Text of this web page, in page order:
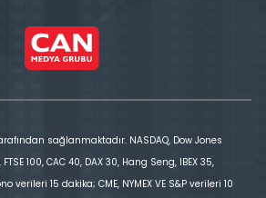
sağlanmaktadır. NASDAQ, Dow Jones
100, CAC 40, DAX 30, Hang Seng, IBEX 35,
verileri 15 dakika; CME, NYMEX VE S&P verileri 10